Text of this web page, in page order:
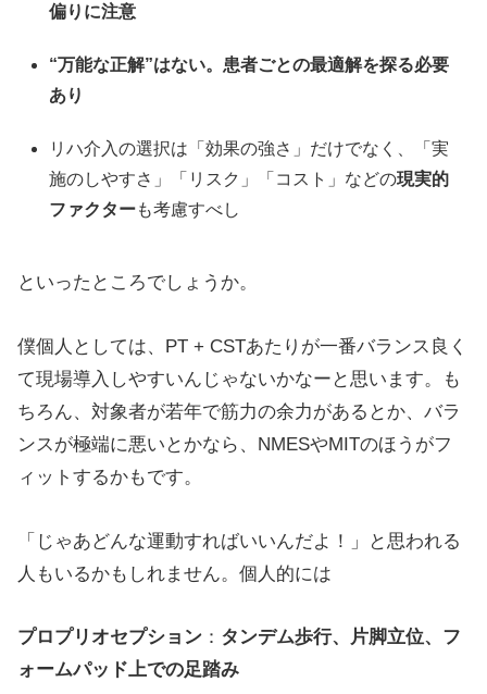
偏りに注意
“万能な正解”はない。患者ごとの最適解を探る必要
あり
リハ介入の選択は「効果の強さ」だけでなく、「実
施のしやすさ」「リスク」「コスト」などの現実的
ファクターも考慮すべし
といったところでしょうか。
僕個人としては、PT + CSTあたりが一番バランス良く
て現場導入しやすいんじゃないかなーと思います。も
ちろん、対象者が若年で筋力の余力があるとか、バラ
ンスが極端に悪いとかなら、NMESやMITのほうがフ
ィットするかもです。
「じゃあどんな運動すればいいんだよ！」と思われる
人もいるかもしれません。個人的には
プロプリオセプション ： タンデム歩行、片脚立位、フ
ォームパッド上での足踏み